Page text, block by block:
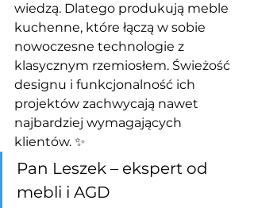
wiedzą. Dlatego produkują meble
kuchenne, które łączą w sobie
nowoczesne technologie z
klasycznym rzemiosłem. Świeżość
designu i funkcjonalność ich
projektów zachwycają nawet
najbardziej wymagających
klientów. ✨
Pan Leszek – ekspert od
mebli i AGD